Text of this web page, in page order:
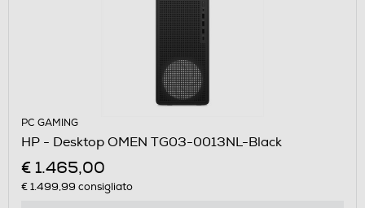
PC GAMING
HP - Desktop OMEN TG03-0013NL-Black
€ 1.465,00
€ 1.499,99 consigliato